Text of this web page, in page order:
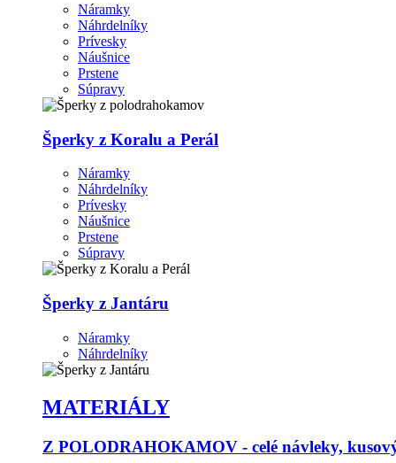
Náramky
Náhrdelníky
Prívesky
Náušnice
Prstene
Súpravy
Šperky z Koralu a Perál
Náramky
Náhrdelníky
Prívesky
Náušnice
Prstene
Súpravy
Šperky z Jantáru
Náramky
Náhrdelníky
MATERIÁLY
Z POLODRAHOKAMOV - celé návleky,